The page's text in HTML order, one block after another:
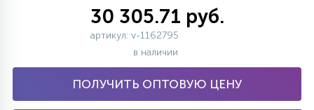
30 305.71 руб.
артикул: v-1162795
в наличии
ПОЛУЧИТЬ ОПТОВУЮ ЦЕНУ